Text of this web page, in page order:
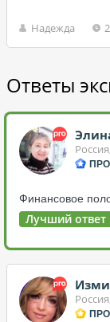
Надежда
Ответы
Финансовое
Лучший